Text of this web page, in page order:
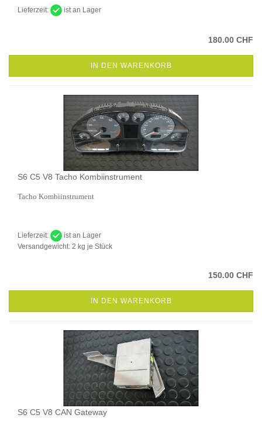
Lieferzeit: ist an Lager
180.00 CHF
IN DEN WARENKORB
S6 C5 V8 Tacho Kombiinstrument
Tacho Kombiinstrument
Lieferzeit:
ist an Lager
Versandgewicht: 2 kg je Stück
150.00 CHF
IN DEN WARENKORB
S6 C5 V8 CAN Gateway